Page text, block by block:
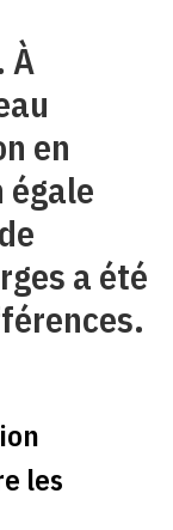
À
en
égale
a été
les